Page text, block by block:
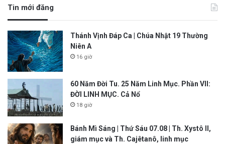
Tin mới đăng
Thánh Vịnh Đáp Ca | Chúa Nhật 19 Thường
Niên A
16 giờ
60 Năm Đời Tu. 25 Năm Linh Mục. Phần VII:
ĐỜI LINH MỤC. Cả Nổ
18 giờ
Bánh Mì Sáng | Thứ Sáu 07.08 | Th. Xystô II,
giám mục và Th. Cajêtanô, linh mục